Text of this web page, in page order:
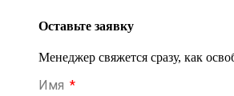
Оставьте заявку
Менеджер свяжется сразу, как
Имя